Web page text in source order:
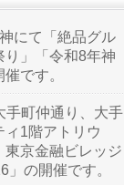
にて「絶品グル
」「令和8年神
です。
手町仲通り、大手
ィ1階アトリウ
東京金融ビレッジ
」の開催です。